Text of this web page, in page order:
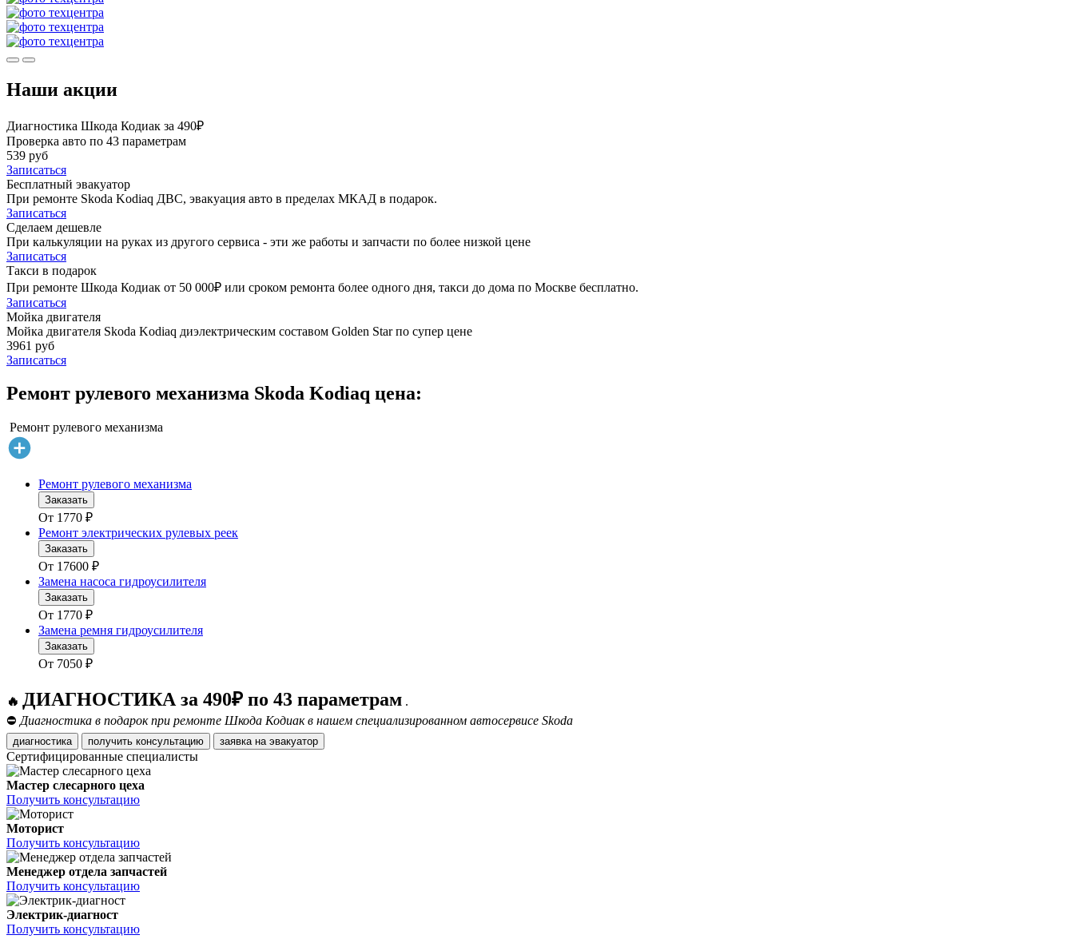
Наши акции
Диагностика Шкода Кодиак за 490₽
Проверка авто по 43 параметрам
539 руб
Записаться
Бесплатный эвакуатор
При ремонте Skoda Kodiaq ДВС, эвакуация авто в пределах МКАД в подарок.
Записаться
Сделаем дешевле
При калькуляции на руках из другого сервиса - эти же работы и запчасти по более низкой цене
Записаться
Такси в подарок
При ремонте Шкода Кодиак от 50 000₽ или сроком ремонта более одного дня, такси до дома по Москве бесплатно.
Записаться
Мойка двигателя
Мойка двигателя Skoda Kodiaq диэлектрическим составом Golden Star по супер цене
3961 руб
Записаться
Ремонт рулевого механизма Skoda Kodiaq цена:
Ремонт рулевого механизма
Ремонт рулевого механизма
Заказать
От 1770 ₽
Ремонт электрических рулевых реек
Заказать
От 17600 ₽
Замена насоса гидроусилителя
Заказать
От 1770 ₽
Замена ремня гидроусилителя
Заказать
От 7050 ₽
🔥 ДИАГНОСТИКА за 490₽ по 43 параметрам .
⛔ Диагностика в подарок при ремонте Шкода Кодиак в нашем специализированном автосервисе Skoda
диагностика получить консультацию заявка на эвакуатор
Сертифицированные специалисты
Мастер слесарного цеха
Получить консультацию
Моторист
Получить консультацию
Менеджер отдела запчастей
Получить консультацию
Электрик-диагност
Получить консультацию